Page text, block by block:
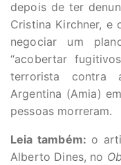
depois de ter
Cristina Kirchner, e
negociar um
“acobertar
terrorista contra
Argentina (Amia)
pessoas morreram.
Leia também: o
Alberto Dines, no